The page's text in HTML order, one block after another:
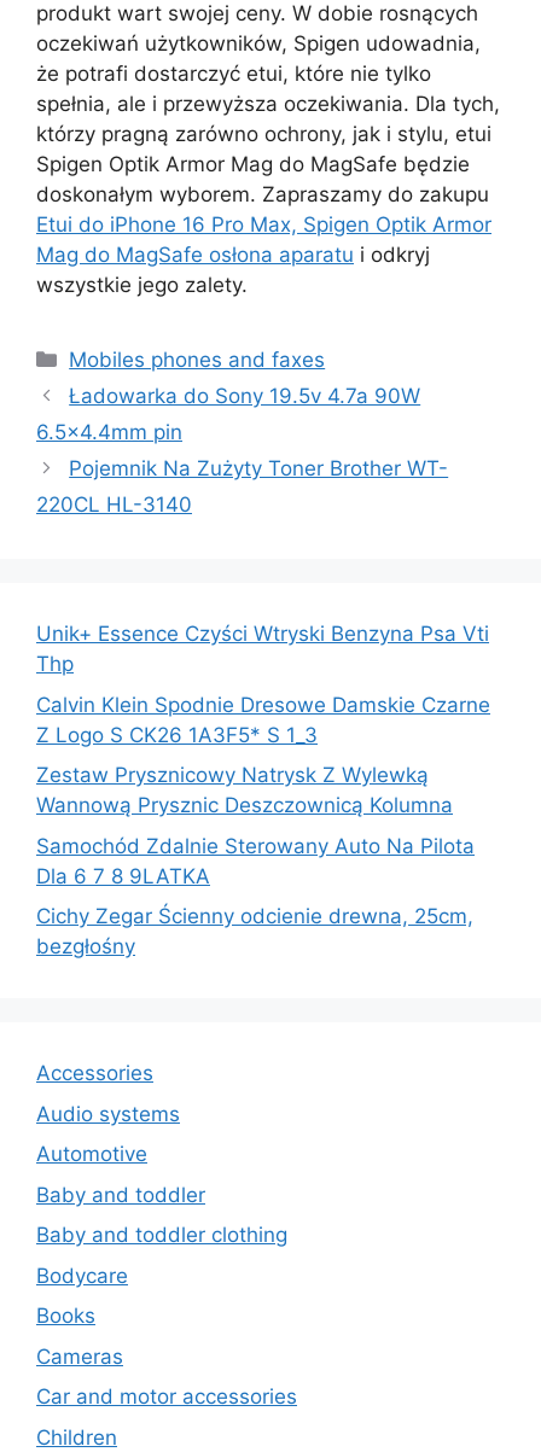
produkt wart swojej ceny. W dobie rosnących
oczekiwań użytkowników, Spigen udowadnia,
że potrafi dostarczyć etui, które nie tylko
spełnia, ale i przewyższa oczekiwania. Dla tych,
którzy pragną zarówno ochrony, jak i stylu, etui
Spigen Optik Armor Mag do MagSafe będzie
doskonałym wyborem. Zapraszamy do zakupu
Etui do iPhone 16 Pro Max, Spigen Optik Armor
Mag do MagSafe osłona aparatu i odkryj
wszystkie jego zalety.
Kategorie
Mobiles phones and faxes
Ładowarka do Sony 19.5v 4.7a 90W
6.5×4.4mm pin
Pojemnik Na Zużyty Toner Brother WT-
220CL HL-3140
Unik+ Essence Czyści Wtryski Benzyna Psa Vti
Thp
Calvin Klein Spodnie Dresowe Damskie Czarne
Z Logo S CK26 1A3F5* S 1_3
Zestaw Prysznicowy Natrysk Z Wylewką
Wannową Prysznic Deszczownicą Kolumna
Samochód Zdalnie Sterowany Auto Na Pilota
Dla 6 7 8 9LATKA
Cichy Zegar Ścienny odcienie drewna, 25cm,
bezgłośny
Accessories
Audio systems
Automotive
Baby and toddler
Baby and toddler clothing
Bodycare
Books
Cameras
Car and motor accessories
Children